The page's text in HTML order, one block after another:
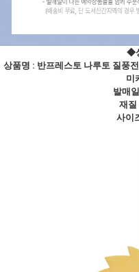
◆
상품명 : 반프레스토 나루토 질풍
미
발매
재질
사이